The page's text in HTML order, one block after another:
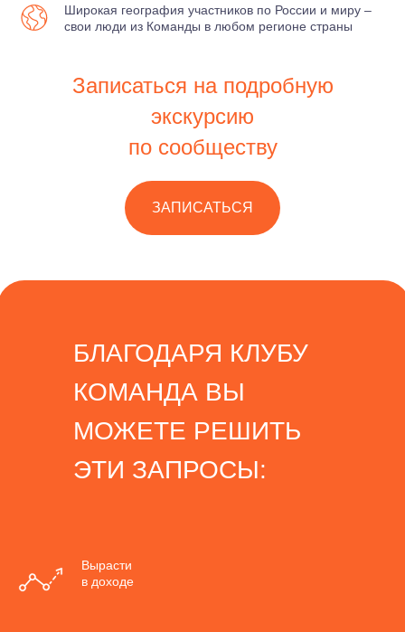
Широкая география участников по России и миру –
свои люди из Команды в любом регионе страны
Записаться на подробную
экскурсию
по сообществу
ЗАПИСАТЬСЯ
БЛАГОДАРЯ КЛУБУ
КОМАНДА ВЫ
МОЖЕТЕ РЕШИТЬ
ЭТИ ЗАПРОСЫ:
Вырасти
в доходе